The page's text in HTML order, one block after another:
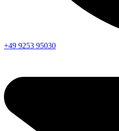
+49 9253 95030